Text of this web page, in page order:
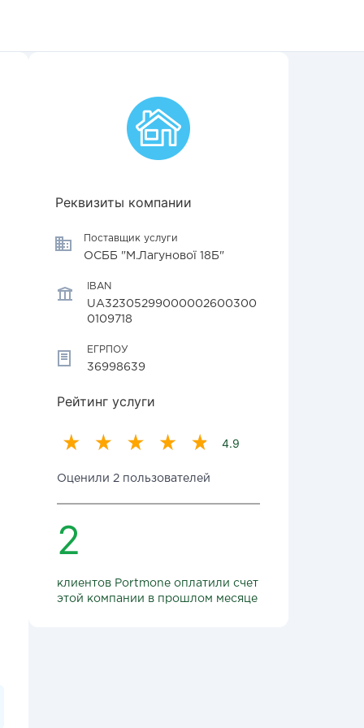
Реквизиты компании
Поставщик услуги
ОСББ "М.Лагунової 18Б"
IBAN
UA32305299000002600300
0109718
ЕГРПОУ
36998639
Рейтинг услуги
4.9
Оценили 2 пользователей
2
клиентов Portmone оплатили счет
этой компании в прошлом месяце